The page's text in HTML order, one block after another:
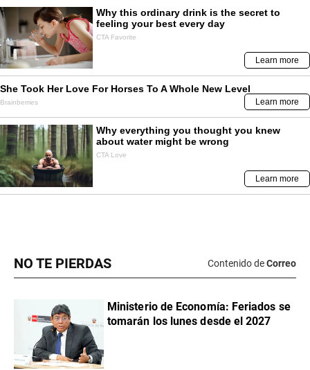
NO TE PIERDAS Contenido deCorreo
Ministerio de Economía: Feriados se
tomarán los lunes desde el 2027